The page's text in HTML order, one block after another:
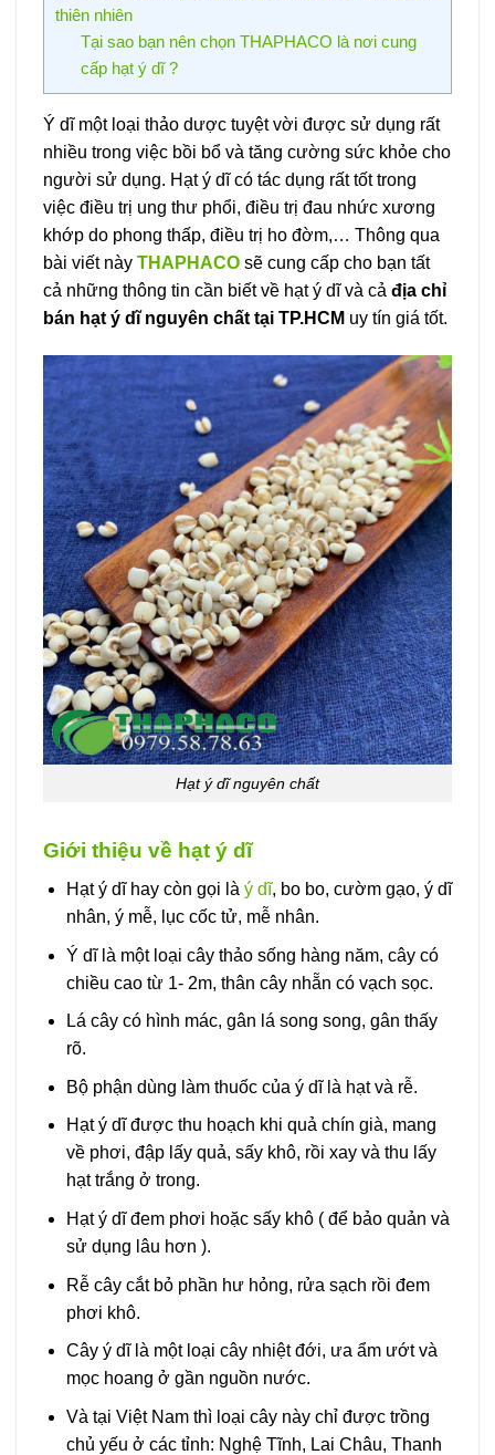
thiên nhiên
Tại sao bạn nên chọn THAPHACO là nơi cung
cấp hạt ý dĩ ?
Ý dĩ một loại thảo dược tuyệt vời được sử dụng rất
nhiều trong việc bồi bổ và tăng cường sức khỏe cho
người sử dụng. Hạt ý dĩ có tác dụng rất tốt trong
việc điều trị ung thư phổi, điều trị đau nhức xương
khớp do phong thấp, điều trị ho đờm,… Thông qua
bài viết này THAPHACO sẽ cung cấp cho bạn tất
cả những thông tin cần biết về hạt ý dĩ và cả địa chỉ
bán hạt ý dĩ nguyên chất tại TP.HCM uy tín giá tốt.
Hạt ý dĩ nguyên chất
Giới thiệu về hạt ý dĩ
Hạt ý dĩ hay còn gọi là ý dĩ, bo bo, cườm gạo, ý dĩ
nhân, ý mễ, lục cốc tử, mễ nhân.
Ý dĩ là một loại cây thảo sống hàng năm, cây có
chiều cao từ 1- 2m, thân cây nhẵn có vạch sọc.
Lá cây có hình mác, gân lá song song, gân thấy
rõ.
Bộ phận dùng làm thuốc của ý dĩ là hạt và rễ.
Hạt ý dĩ được thu hoạch khi quả chín già, mang
về phơi, đập lấy quả, sấy khô, rồi xay và thu lấy
hạt trắng ở trong.
Hạt ý dĩ đem phơi hoặc sấy khô ( để bảo quản và
sử dụng lâu hơn ).
Rễ cây cắt bỏ phần hư hỏng, rửa sạch rồi đem
phơi khô.
Cây ý dĩ là một loại cây nhiệt đới, ưa ẩm ướt và
mọc hoang ở gần nguồn nước.
Và tại Việt Nam thì loại cây này chỉ được trồng
chủ yếu ở các tỉnh: Nghệ Tĩnh, Lai Châu, Thanh